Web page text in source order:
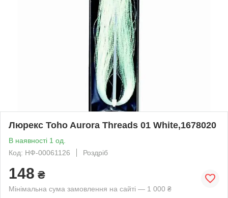
Люрекс Toho Aurora Threads 01 White,1678020
В наявності 1 од.
Код: НФ-00061126
Роздріб
148 ₴
Мінімальна сума замовлення на сайті — 1 000 ₴